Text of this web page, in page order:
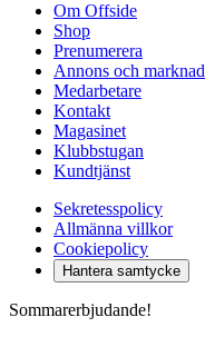
Om Offside
Shop
Prenumerera
Annons och marknad
Medarbetare
Kontakt
Magasinet
Klubbstugan
Kundtjänst
Sekretesspolicy
Allmänna villkor
Cookiepolicy
Hantera samtycke
Sommarerbjudande!